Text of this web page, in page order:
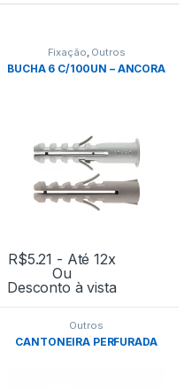
Fixação, Outros
BUCHA 6 C/100UN – ANCORA
R$5.21 - Até 12x
Ou
Desconto à vista
Outros
CANTONEIRA PERFURADA